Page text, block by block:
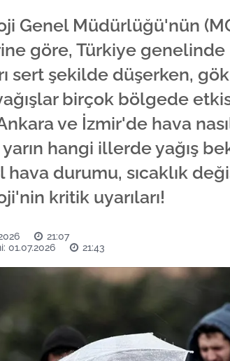
Genel Müdürlüğü'nün
göre, Türkiye genelinde
sert şekilde düşerken,
birçok bölgede
ve İzmir'de hava
hangi illerde yağış
hava durumu, sıcaklık
kritik uyarıları!
21:07
01.07.2026
21:43